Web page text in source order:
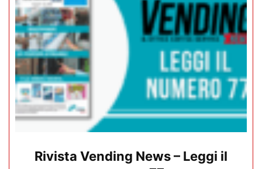
Rivista Vending News – Leggi il